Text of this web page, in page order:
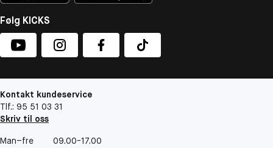
Følg KICKS
Kontakt kundeservice
Tlf.: 95 51 03 31
Skriv til oss
Man–fre
09.00-17.00